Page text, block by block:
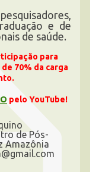
e de
de saúde.
para
70% da carga
pelo YouTube!
de Pós-
Amazônia